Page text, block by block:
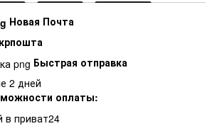
Новая Почта
Быстрая отправка
2 дней
оплаты:
в приват24